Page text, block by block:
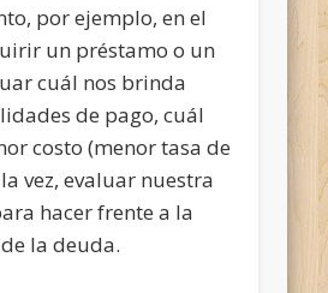
por ejemplo, en el
un préstamo o un
cuál nos brinda
de pago, cuál
costo (menor tasa de
vez, evaluar nuestra
hacer frente a la
la deuda.